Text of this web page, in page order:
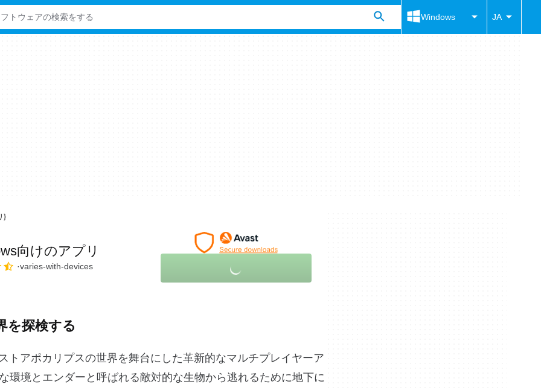
Windows JA
}
向けのアプリ
varies-with-devices
を探検する
トアポカリプスの世界を舞台にした革新的なマルチプレイヤーア
環境とエンダーと呼ばれる敵対的な生物から逃れるために地下に